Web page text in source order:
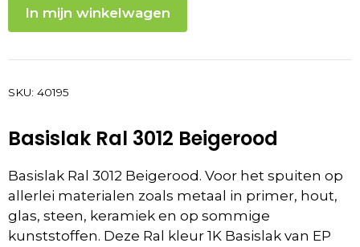
In mijn winkelwagen
SKU: 40195
Basislak Ral 3012 Beigerood
Basislak Ral 3012 Beigerood. Voor het spuiten op
allerlei materialen zoals metaal in primer, hout,
glas, steen, keramiek en op sommige
kunststoffen. Deze Ral kleur 1K Basislak van EP